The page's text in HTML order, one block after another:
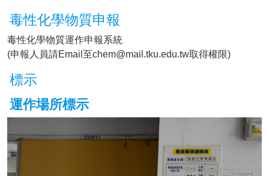
毒性化學物質申報
毒性化學物質運作申報系統
(申報人員請Email至chem@mail.tku.edu.tw取得權限)
標示
運作場所標示